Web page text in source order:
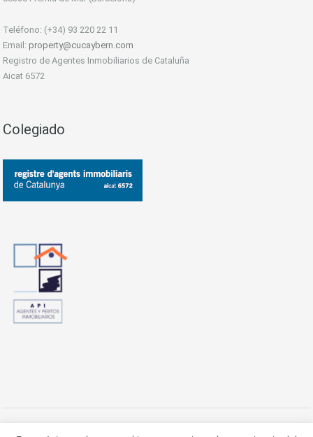
Teléfono: (+34) 93 220 22 11
Email: property@cucaybern.com
Registro de Agentes Inmobiliarios de Cataluña
Aicat 6572
Colegiado